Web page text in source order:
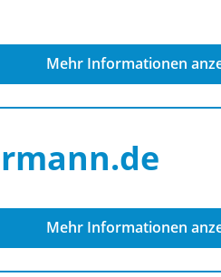
Mehr Informationen
Mehr Informationen